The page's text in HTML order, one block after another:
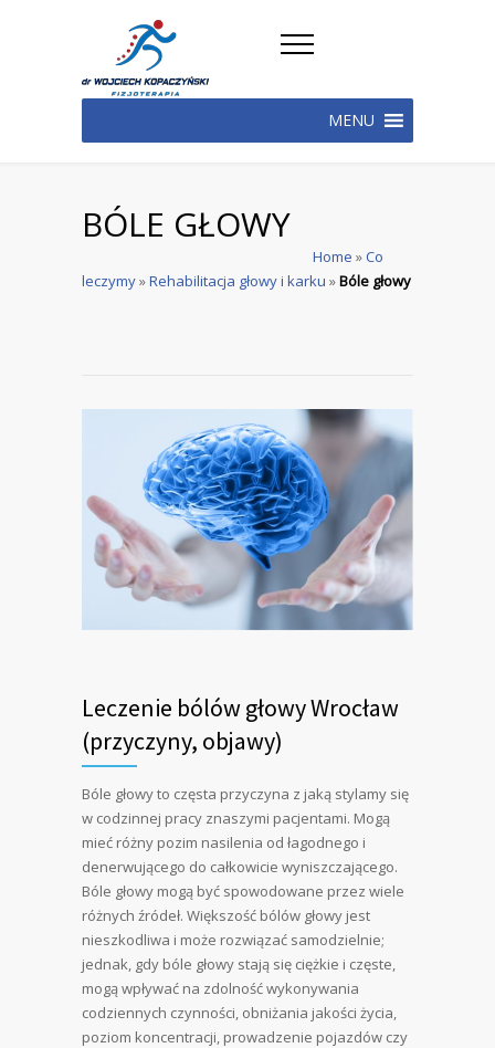
MENU
BÓLE GŁOWY
Home »Co
leczymy»Rehabilitacja głowy i karku »Bóle głowy
Leczenie bólów głowy Wrocław
(przyczyny, objawy)
Bóle głowy to częsta przyczyna z jaką stylamy się
w codzinnej pracy znaszymi pacjentami. Mogą
mieć różny pozim nasilenia od łagodnego i
denerwującego do całkowicie wyniszczającego.
Bóle głowy mogą być spowodowane przez wiele
różnych źródeł. Większość bólów głowy jest
nieszkodliwa i może rozwiązać samodzielnie;
jednak, gdy bóle głowy stają się ciężkie i częste,
mogą wpływać na zdolność wykonywania
codziennych czynności, obniżania jakości życia,
poziom koncentracji, prowadzenie pojazdów czy